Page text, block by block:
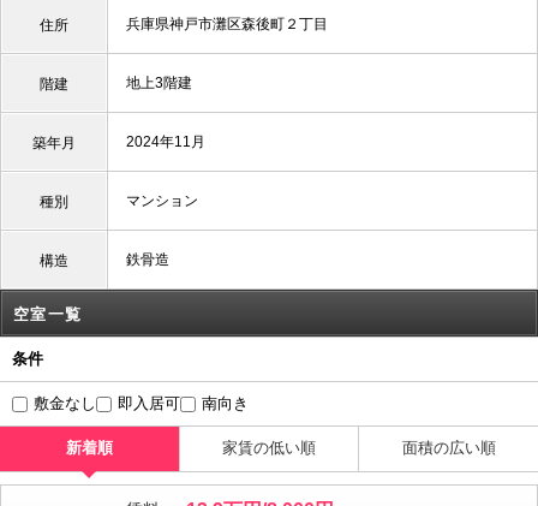
住所 兵庫県神戸市灘区森後町２丁目
階建 地上3階建
築年月 2024年11月
種別 マンション
構造 鉄骨造
空室一覧
条件
敷金なし 即入居可 南向き
新着順 家賃の低い順 面積の広い順